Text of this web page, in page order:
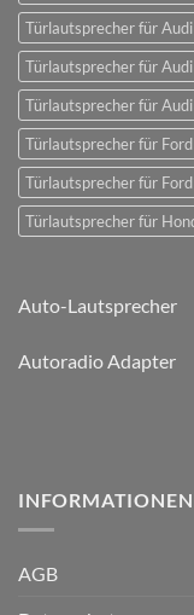
Türlautsprecher für
Türlautsprecher für
Türlautsprecher für
Türlautsprecher für
Türlautsprecher für
Türlautsprecher für
Auto-Lautsprecher
Autoradio Adapter
INFORMATIONEN
AGB